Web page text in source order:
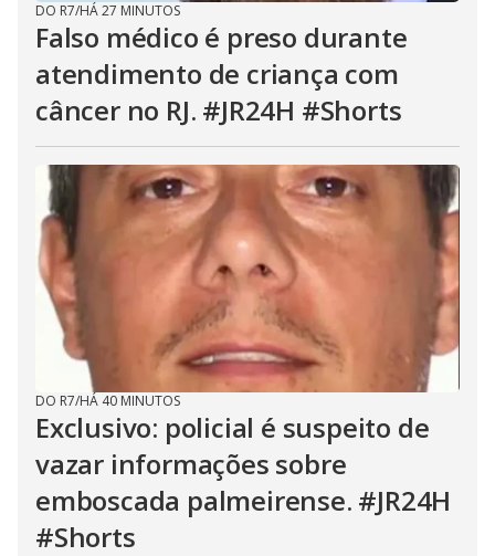
DO R7/HÁ 27 MINUTOS
Falso médico é preso durante
atendimento de criança com
câncer no RJ. #JR24H #Shorts
DO R7/HÁ 40 MINUTOS
Exclusivo: policial é suspeito de
vazar informações sobre
emboscada palmeirense. #JR24H
#Shorts